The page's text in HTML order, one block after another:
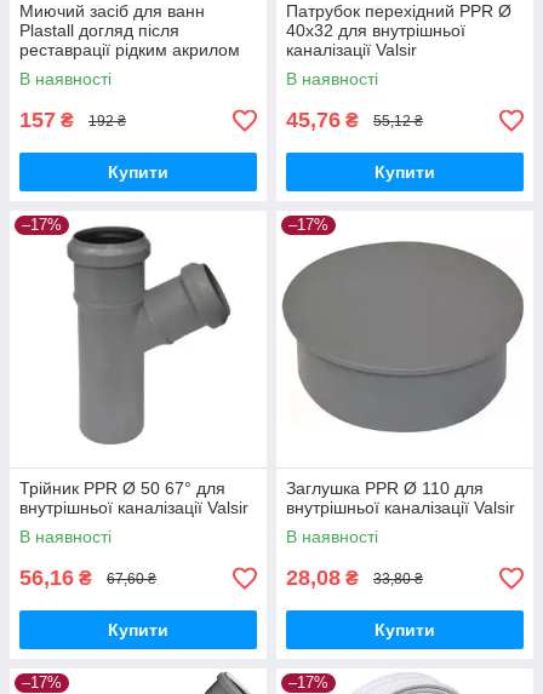
Миючий засіб для ванн
Plastall догляд після
реставрації рідким акрилом
500 мл
В наявності
157 ₴ 192 ₴
Купити
Патрубок перехідний PPR Ø
40х32 для внутрішньої
каналізації Valsir
В наявності
45,76 ₴ 55,12 ₴
Купити
–17%
Трійник PPR Ø 50 67° для
внутрішньої каналізації Valsir
В наявності
56,16 ₴ 67,60 ₴
Купити
–17%
Заглушка PPR Ø 110 для
внутрішньої каналізації Valsir
В наявності
28,08 ₴ 33,80 ₴
Купити
–17% –17%